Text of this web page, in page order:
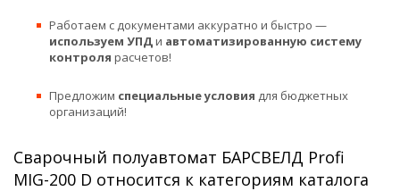
Работаем с документами аккуратно и быстро —
используем УПДи автоматизированную систему
контроля расчетов!
Предложим специальные условия для бюджетных
организаций!
Сварочный полуавтомат БАРСВЕЛД Profi
MIG-200 D относится к категориям каталога